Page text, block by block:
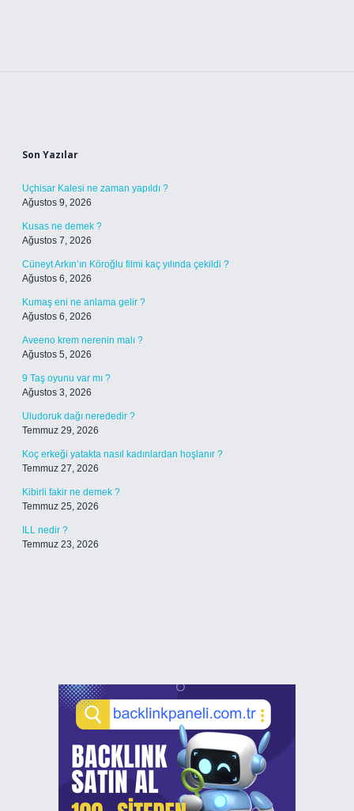
Son Yazılar
Uçhisar Kalesi ne zaman yapıldı ?
Ağustos 9, 2026
Kusas ne demek ?
Ağustos 7, 2026
Cüneyt Arkın’ın Köroğlu filmi kaç yılında çekildi ?
Ağustos 6, 2026
Kumaş eni ne anlama gelir ?
Ağustos 6, 2026
Aveeno krem nerenin malı ?
Ağustos 5, 2026
9 Taş oyunu var mı ?
Ağustos 3, 2026
Uludoruk dağı nerededir ?
Temmuz 29, 2026
Koç erkeği yatakta nasıl kadınlardan hoşlanır ?
Temmuz 27, 2026
Kibirli fakir ne demek ?
Temmuz 25, 2026
ILL nedir ?
Temmuz 23, 2026